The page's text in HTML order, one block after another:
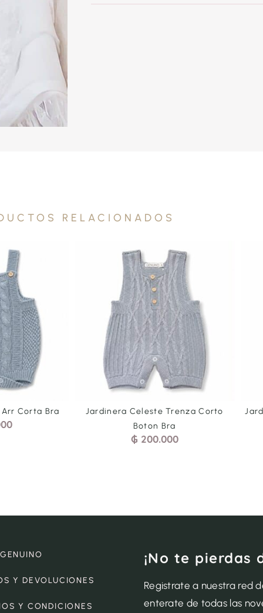
RELACIONADOS
Corta Bra
Jardinera Celeste Trenza Corto
Boton Bra
₲ 200.000
Y DEVOLUCIONES
Y CONDICIONES
¡No te pierdas
Registrate a nuestra red
enterate de todas las